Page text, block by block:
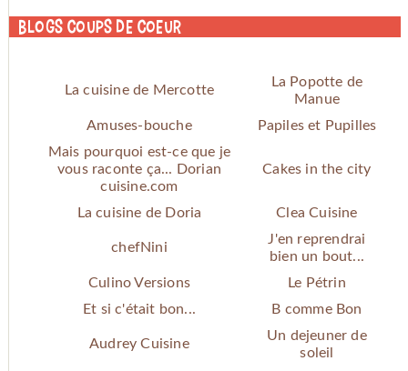
Blogs coups de coeur
La cuisine de Mercotte
La Popotte de
Manue
Amuses-bouche
Papiles et Pupilles
Mais pourquoi est-ce que je
vous raconte ça... Dorian
cuisine.com
Cakes in the city
La cuisine de Doria Clea Cuisine
chefNini
J'en reprendrai
bien un bout...
Culino Versions
Le Pétrin
Et si c'était bon...
B comme Bon
Audrey Cuisine
Un dejeuner de
soleil